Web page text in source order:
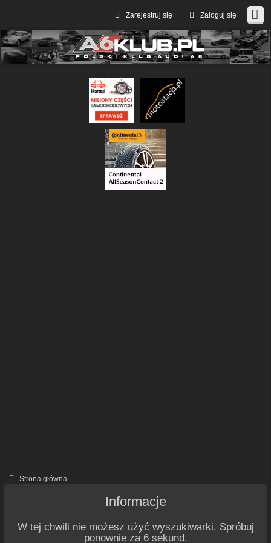
Zaloguj się
Zarejestruj się
Strona główna
Informacje
W tej chwili nie możesz użyć wyszukiwarki. Spróbuj
ponownie za 6 sekund.